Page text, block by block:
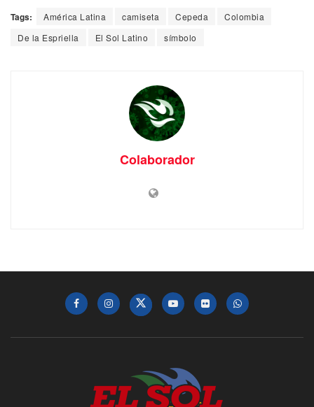
Tags: América Latina camiseta Cepeda
Colombia
De la Espriella
El Sol Latino símbolo
Colaborador